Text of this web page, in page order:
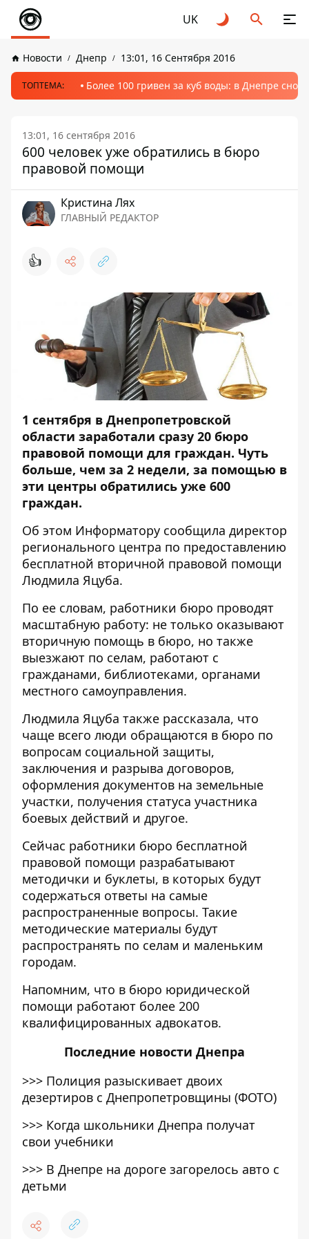
UK
Новости Днепр 13:01, 16 Сентября 2016
ТОПТЕМА: Более 100 гривен за куб воды: в Днепре
13:01, 16 сентября 2016
600 человек уже обратились в бюро
правовой помощи
Кристина Лях
ГЛАВНЫЙ РЕДАКТОР
👍
1 сентября в Днепропетровской
области заработали сразу 20 бюро
правовой помощи для граждан. Чуть
больше, чем за 2 недели, за помощью в
эти центры обратились уже 600
граждан.
Об этом Информатору сообщила директор
регионального центра по предоставлению
бесплатной вторичной правовой помощи
Людмила Яцуба.
По ее словам, работники бюро проводят
масштабную работу: не только оказывают
вторичную помощь в бюро, но также
выезжают по селам, работают с
гражданами, библиотеками, органами
местного самоуправления.
Людмила Яцуба также рассказала, что
чаще всего люди обращаются в бюро по
вопросам социальной защиты,
заключения и разрыва договоров,
оформления документов на земельные
участки, получения статуса участника
боевых действий и другое.
Сейчас работники бюро бесплатной
правовой помощи разрабатывают
методички и буклеты, в которых будут
содержаться ответы на самые
распространенные вопросы. Такие
методические материалы будут
распространять по селам и маленьким
городам.
Напомним, что в бюро юридической
помощи работают более 200
квалифицированных адвокатов.
Последние новости Днепра
>>> Полиция разыскивает двоих
дезертиров с Днепропетровщины (ФОТО)
>>> Когда школьники Днепра получат
свои учебники
>>> В Днепре на дороге загорелось авто с
детьми